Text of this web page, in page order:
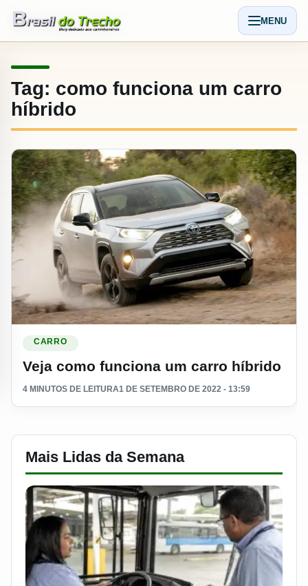
Abrir
MENU
Tag: como funciona um carro
híbrido
CARRO
Veja como funciona um carro híbrido
4 MINUTOS DE LEITURA1 DE SETEMBRO DE 2022 - 13:59
Mais Lidas da Semana